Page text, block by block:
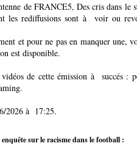
de FRANCE5, Des cris dans le
les rediffusions sont à voir ou
et pour ne pas en manquer une,
est disponible.
vidéos de cette émission à succés :
2026 à 17:25.
sur le racisme dans le football :